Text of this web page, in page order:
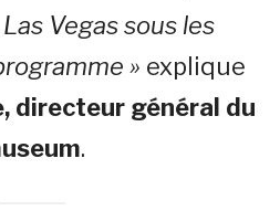
Vegas sous les
» explique
directeur général du
.